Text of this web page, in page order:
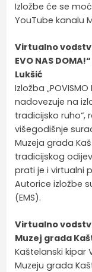
Izložbe će se
YouTube kanalu
Virtualno vodstvo
EVO NAS
Lukšić
Izložba „POVISMO
nadovezuje na
tradicijsko ruho“,
višegodišnje
Muzeja grada
tradicijskog
prati je i virtualni
Autorice izložbe
(EMS).
Virtualno
Muzej grada
Kaštelanski kipar
Muzeju grada